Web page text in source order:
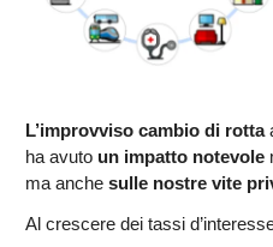
L’improvviso cambio di rotta
ha avuto un impatto notevole
ma anche sulle nostre vite
Al crescere dei tassi